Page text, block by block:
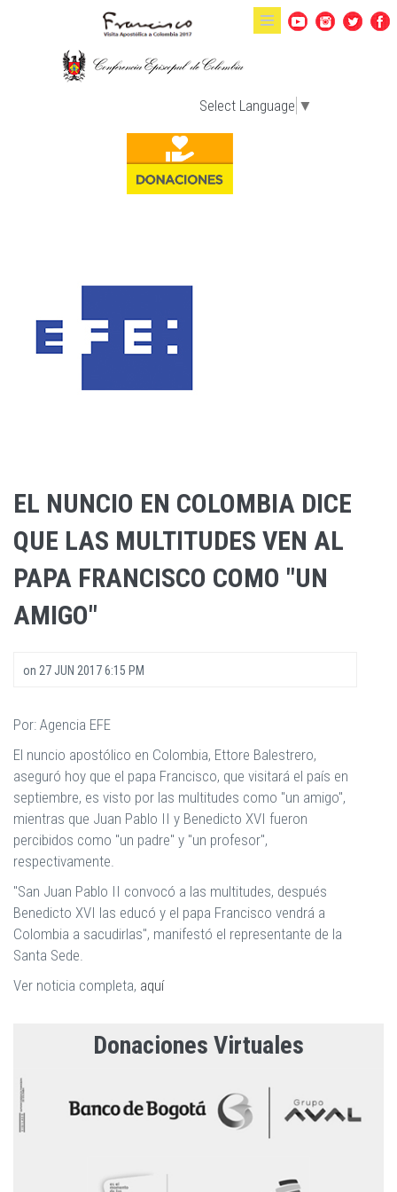
Pasar al contenido principal
Select Language ▼
EL NUNCIO EN COLOMBIA DICE
QUE LAS MULTITUDES VEN AL
PAPA FRANCISCO COMO "UN
AMIGO"
on 27 JUN 2017 6:15 PM
Por: Agencia EFE
El nuncio apostólico en Colombia, Ettore Balestrero,
aseguró hoy que el papa Francisco, que visitará el país en
septiembre, es visto por las multitudes como "un amigo",
mientras que Juan Pablo II y Benedicto XVI fueron
percibidos como "un padre" y "un profesor",
respectivamente.
"San Juan Pablo II convocó a las multitudes, después
Benedicto XVI las educó y el papa Francisco vendrá a
Colombia a sacudirlas", manifestó el representante de la
Santa Sede.
Ver noticia completa, aquí
Donaciones Virtuales